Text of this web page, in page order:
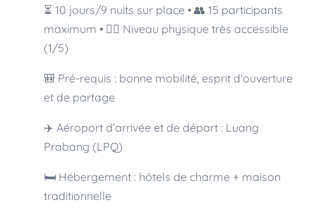
⏳ 10 jours/9 nuits sur place • 👥 15 participants
maximum • 🏃‍♀️ Niveau physique très accessible
(1/5)
🎒 Pré-requis : bonne mobilité, esprit d'ouverture
et de partage
✈️ Aéroport d’arrivée et de départ : Luang
Prabang (LPQ)
🛏 Hébergement : hôtels de charme + maison
traditionnelle